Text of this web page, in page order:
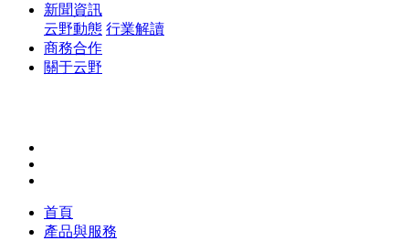
新聞資訊
云野動態 行業解讀
商務合作
關于云野
首頁
產品與服務